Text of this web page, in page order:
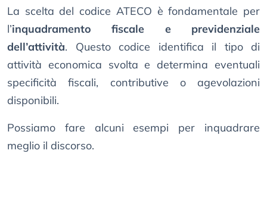
La scelta del codice ATECO è fondamentale per
l’inquadramento fiscale e previdenziale
dell’attività. Questo codice identifica il tipo di
attività economica svolta e determina eventuali
specificità fiscali, contributive o agevolazioni
disponibili.
Possiamo fare alcuni esempi per inquadrare
meglio il discorso.